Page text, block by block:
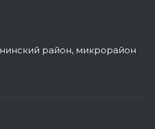
район, микрорайон